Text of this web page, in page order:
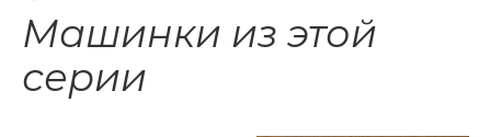
Машинки из этой
серии